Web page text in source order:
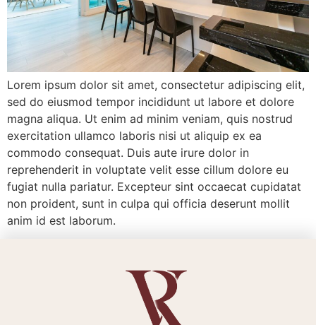
Lorem ipsum dolor sit amet, consectetur adipiscing elit,
sed do eiusmod tempor incididunt ut labore et dolore
magna aliqua. Ut enim ad minim veniam, quis nostrud
exercitation ullamco laboris nisi ut aliquip ex ea
commodo consequat. Duis aute irure dolor in
reprehenderit in voluptate velit esse cillum dolore eu
fugiat nulla pariatur. Excepteur sint occaecat cupidatat
non proident, sunt in culpa qui officia deserunt mollit
anim id est laborum.